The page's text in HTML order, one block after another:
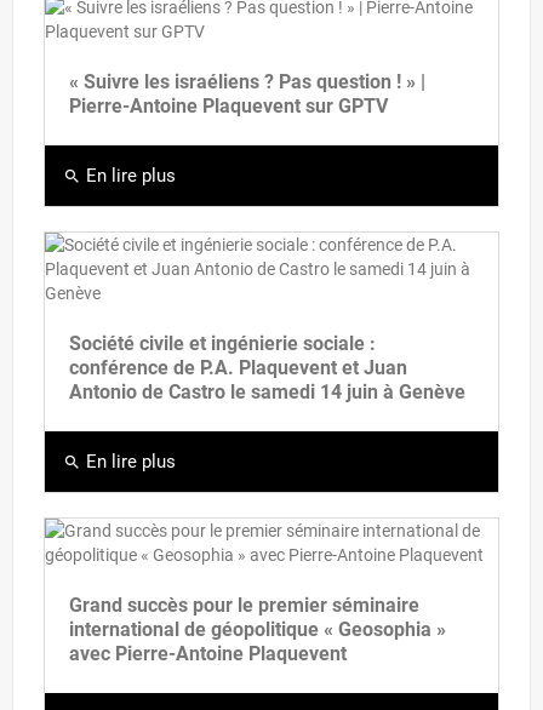
« Suivre les israéliens ? Pas question ! » |
Pierre-Antoine Plaquevent sur GPTV
search En lire plus
Société civile et ingénierie sociale :
conférence de P.A. Plaquevent et Juan
Antonio de Castro le samedi 14 juin à Genève
search En lire plus
Grand succès pour le premier séminaire
international de géopolitique « Geosophia »
avec Pierre-Antoine Plaquevent